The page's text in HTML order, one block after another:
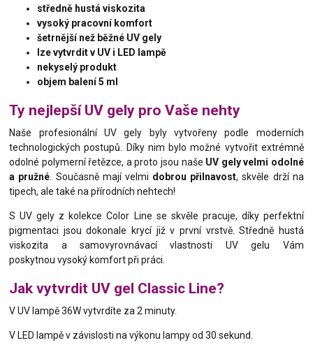
středně hustá viskozita
vysoký pracovní komfort
šetrnější než běžné UV gely
lze vytvrdit v UV i LED lampě
nekyselý produkt
objem balení 5 ml
Ty nejlepší UV gely pro Vaše nehty
Naše profesionální UV gely byly vytvořeny podle moderních
technologických postupů. Díky nim bylo možné vytvořit extrémně
odolné polymerní řetězce, a proto jsou naše UV gely velmi odolné
a pružné . Současně mají velmi dobrou přilnavost, skvěle drží na
tipech, ale také na přírodních nehtech!
S UV gely z kolekce Color Line se skvěle pracuje, díky perfektní
pigmentaci jsou dokonale krycí již v první vrstvě. Středně hustá
viskozita a samovyrovnávací vlastnosti UV gelu Vám
poskytnou vysoký komfort při práci.
Jak vytvrdit UV gel Classic Line?
V UV lampě 36W vytvrdíte za 2 minuty.
V LED lampě v závislosti na výkonu lampy od 30 sekund.